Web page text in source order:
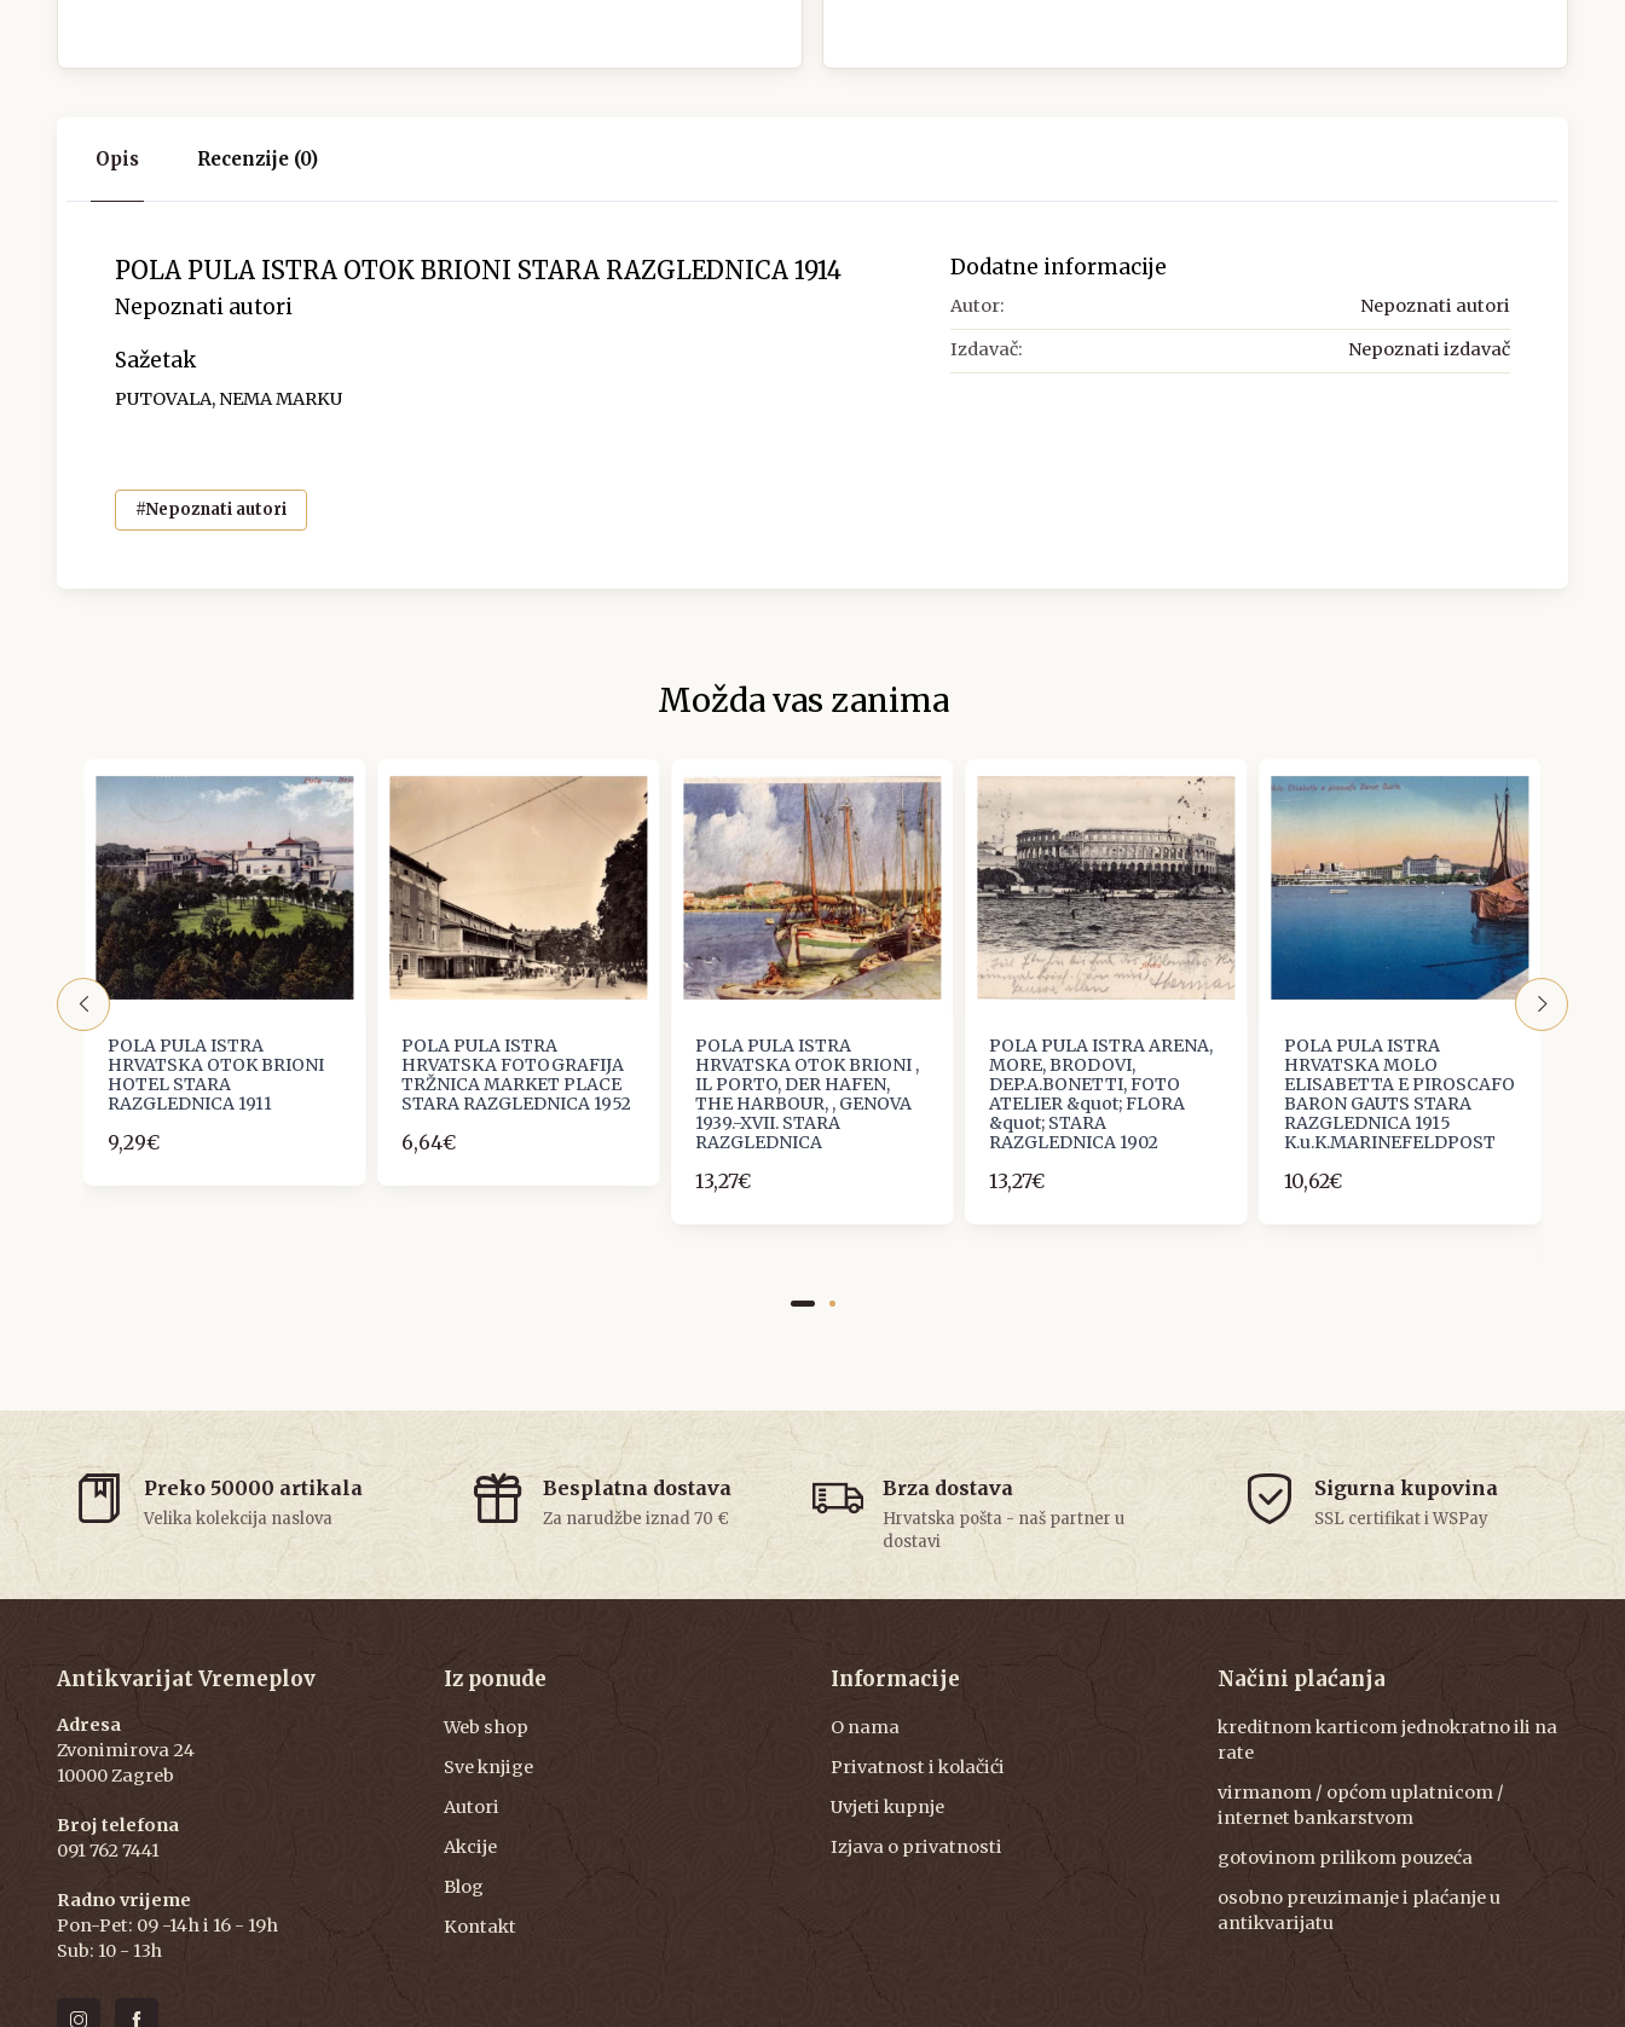
Opis Recenzije (0)
POLA PULA ISTRA OTOK BRIONI STARA RAZGLEDNICA 1914
Nepoznati autori
Sažetak
PUTOVALA, NEMA MARKU
#Nepoznati autori
Dodatne informacije
Autor: Nepoznati autori
Izdavač: Nepoznati izdavač
Možda vas zanima
POLA PULA ISTRA
HRVATSKA OTOK BRIONI
HOTEL STARA
RAZGLEDNICA 1911
9,29€
POLA PULA ISTRA
HRVATSKA FOTOGRAFIJA
TRŽNICA MARKET PLACE
STARA RAZGLEDNICA 1952
6,64€
POLA PULA ISTRA
HRVATSKA OTOK BRIONI ,
IL PORTO, DER HAFEN,
THE HARBOUR, , GENOVA
1939.-XVII. STARA
RAZGLEDNICA
13,27€
POLA PULA ISTRA ARENA,
MORE, BRODOVI,
DEP.A.BONETTI, FOTO
ATELIER &quot; FLORA
&quot; STARA
RAZGLEDNICA 1902
13,27€
POLA PULA ISTRA
HRVATSKA MOLO
ELISABETTA E PIROSCAFO
BARON GAUTS STARA
RAZGLEDNICA 1915
K.u.K.MARINEFELDPOST
10,62€
Preko 50000 artikala
Velika kolekcija naslova
Besplatna dostava
Za narudžbe iznad 70 €
Brza dostava
Hrvatska pošta - naš partner u
dostavi
Sigurna kupovina
SSL certifikat i WSPay
Antikvarijat Vremeplov
Adresa
Zvonimirova 24
10000 Zagreb
Broj telefona
091 762 7441
Radno vrijeme
Pon-Pet: 09 -14h i 16 - 19h
Sub: 10 - 13h
Iz ponude
Web shop
Sve knjige
Autori
Akcije
Blog
Kontakt
Informacije
O nama
Privatnost i kolačići
Uvjeti kupnje
Izjava o privatnosti
Načini plaćanja
kreditnom karticom jednokratno ili na
rate
virmanom / općom uplatnicom /
internet bankarstvom
gotovinom prilikom pouzeća
osobno preuzimanje i plaćanje u
antikvarijatu